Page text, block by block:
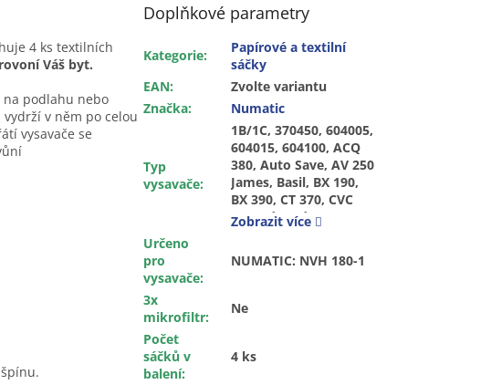
4 ks textilních
Váš byt.
na podlahu nebo
vydrží v něm po celou
vysavače se
Doplňkové parametry
Kategorie:
Papírové a textilní
sáčky
EAN:
Zvolte variantu
Značka: Numatic
Typ
vysavače:
1B/1C, 370450, 604005,
604015, 604100, ACQ
380, Auto Save, AV 250
James, Basil, BX 190,
BX 390, CT 370, CVC
370, Edward, GVE 370-
Henry Xtra, Hepaflo,
HET 200A, Hetty, HHR
200 Henry, HVR 200A,
Zobrazit více
Určeno
pro
vysavače:
NUMATIC: NVH 180-1
3x
mikrofiltr:
Ne
Počet
sáčků v
balení:
4 ks